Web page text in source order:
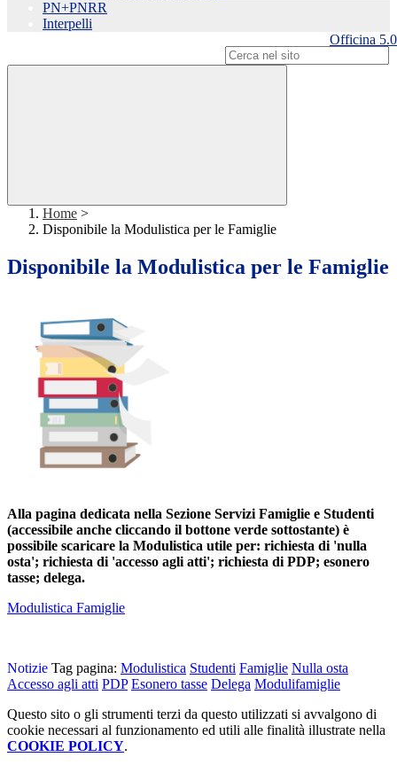
PN+PNRR
Interpelli
Officina 5.0
Home >
Disponibile la Modulistica per le Famiglie
Disponibile la Modulistica per le Famiglie
Alla pagina dedicata nella Sezione Servizi Famiglie e Studenti
(accessibile anche cliccando il bottone verde sottostante) è
possibile scaricare la Modulistica utile per: richiesta di 'nulla
osta'; richiesta di 'accesso agli atti'; richiesta di PDP; esonero
tasse; delega.
Modulistica Famiglie
Notizie Tag pagina: Modulistica Studenti Famiglie Nulla osta
Accesso agli atti PDP Esonero tasse Delega Modulifamiglie
Questo sito o gli strumenti terzi da questo utilizzati si avvalgono di
cookie necessari al funzionamento ed utili alle finalità illustrate nella
COOKIE POLICY.